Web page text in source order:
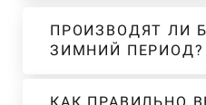
ПРОИЗВОДЯТ ЛИ
ЗИМНИЙ ПЕРИОД?
КАК ПРАВИЛЬНО